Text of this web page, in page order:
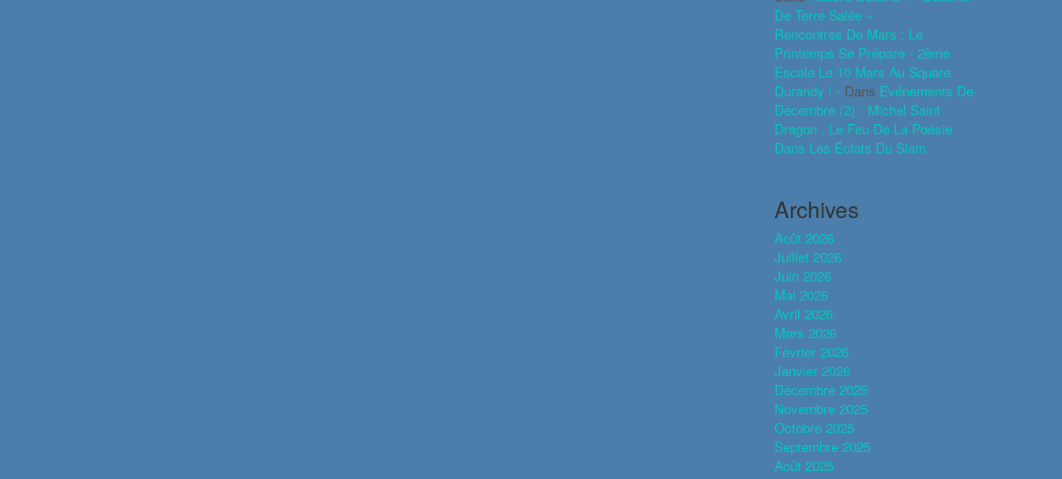
De Terre Salée »
Rencontres De Mars : Le
Printemps Se Prépare - 2ème
Escale Le 10 Mars Au Square
Durandy ! - Dans Evénements De
Décembre (2) : Michel Saint
Dragon , Le Feu De La Poésie
Dans Les Éclats Du Slam
Archives
Août 2026
Juillet 2026
Juin 2026
Mai 2026
Avril 2026
Mars 2026
Février 2026
Janvier 2026
Décembre 2025
Novembre 2025
Octobre 2025
Septembre 2025
Août 2025